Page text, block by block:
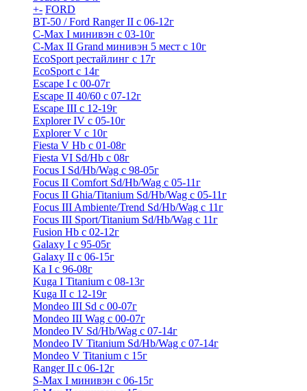
+- FORD
BT-50 / Ford Ranger II с 06-12г
C-Max I минивэн с 03-10г
C-Max II Grand минивэн 5 мест с 10г
EcoSport рестайлинг с 17г
EcoSport с 14г
Escape I с 00-07г
Escape II 40/60 с 07-12г
Escape III с 12-19г
Explorer IV c 05-10г
Explorer V c 10г
Fiesta V Hb с 01-08г
Fiesta VI Sd/Hb с 08г
Focus I Sd/Hb/Wag с 98-05г
Focus II Comfort Sd/Hb/Wag с 05-11г
Focus II Ghia/Titanium Sd/Hb/Wag с 05-11г
Focus III Ambiente/Trend Sd/Hb/Wag с 11г
Focus III Sport/Titanium Sd/Hb/Wag с 11г
Fusion Hb с 02-12г
Galaxy I с 95-05г
Galaxy II c 06-15г
Ka I с 96-08г
Kuga I Titanium с 08-13г
Kuga II c 12-19г
Mondeo III Sd с 00-07г
Mondeo III Wag с 00-07г
Mondeo IV Sd/Hb/Wag с 07-14г
Mondeo IV Titanium Sd/Hb/Wag с 07-14г
Mondeo V Titanium с 15г
Ranger II с 06-12г
S-Max I минивэн с 06-15г